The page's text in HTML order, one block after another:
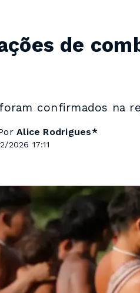
de
confirmados na
Alice Rodrigues*
2026 17:11